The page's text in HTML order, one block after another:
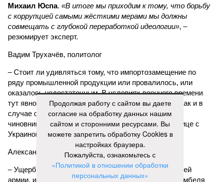
Михаил Юспа. «В итоге мы приходим к тому, что борьбу
с коррупцией самыми жёсткими мерами мы должны
совмещать с глубокой переработкой идеологии», –
резюмирует эксперт.
Вадим Трухачёв, политолог
– Стоит ли удивляться тому, что импортозамещение по
ряду промышленной продукции или провалилось, или
оказалось недостаточным. В условиях военного времени
тут явно речь должна идти не просто о хищениях. Как и в
случае с белгородскими, курскими и брянскими
чиновниками, «распилившими» укрепления по границе с
Украиной.
Александр Коц, военкор
– Ущерб, который их деятельность нанесла воюющей
армии, измерить невозможно. В войсках больше дембеля
Продолжая работу с сайтом вы даете
согласие на обработку данных нашим
сайтом и сторонними ресурсами. Вы
можете запретить обработку Cookies в
настройках браузера.
Пожалуйста, ознакомьтесь с
«Политикой в отношении обработки
персональных данных»